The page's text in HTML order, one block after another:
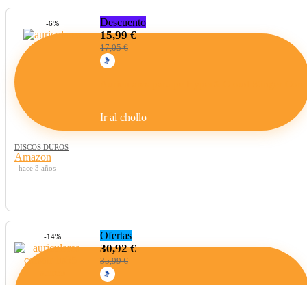
Descuento
-6%
15,99 €
17,05 €
Ir al chollo
DISCOS DUROS
Amazon
hace 3 años
Ofertas
-14%
30,92 €
35,99 €